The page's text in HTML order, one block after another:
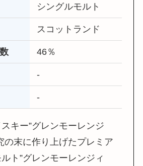
シングルモルト
スコットランド
46％
‐
‐
キー”グレンモーレンジ
の末に作り上げたプレミア
ルト”グレンモーレンジィ